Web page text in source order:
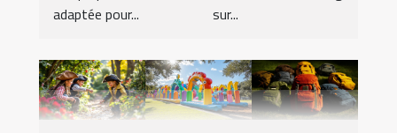
adaptée pour...
sur...